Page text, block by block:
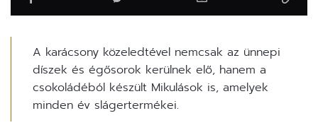
A karácsony közeledtével nemcsak az ünnepi
díszek és égősorok kerülnek elő, hanem a
csokoládéból készült Mikulások is, amelyek
minden év slágertermékei.